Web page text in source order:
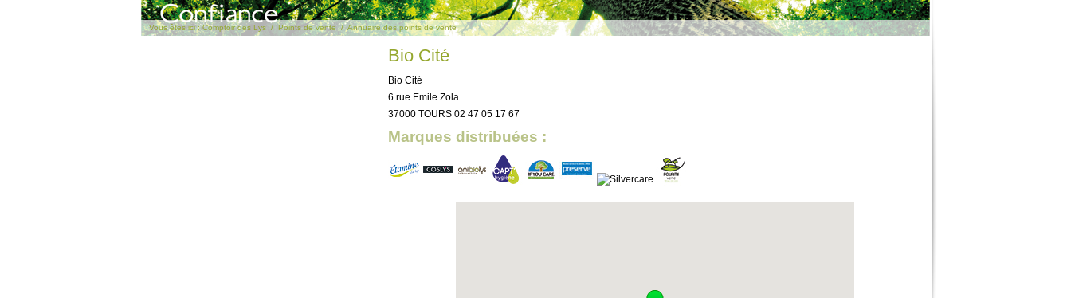
Vous êtes ici : Comptoir des Lys /Points de vente /Annuaire des points de vente
Bio Cité
Bio Cité
6 rue Emile Zola
37000 TOURS 02 47 05 17 67
Marques distribuées :